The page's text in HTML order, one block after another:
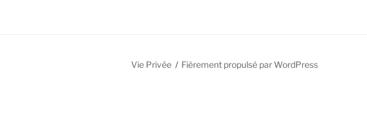
Vie Privée Fièrement propulsé par WordPress